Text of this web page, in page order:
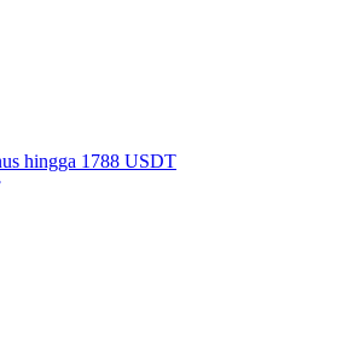
hingga 1788 USDT